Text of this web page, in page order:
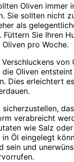
Oliven immer
Sie sollten nicht
als
Sie Ihren
pro Woche.
von
Oliven
Dies erleichtert
verabreicht
wie Salz
Öl eingelegt
sein und